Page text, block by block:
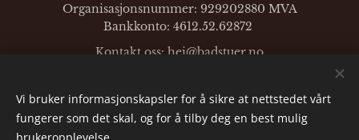
Organisasjonsnummer: 929202880 MVA
Bankkonto: 4612.52.62872
Kontakt oss: hei@badstuer.no
Languages
English
Norsk
Vi bruker informasjonskapsler for å sikre at nettstedet vårt
fungerer som det skal, og for å tilby deg en best mulig